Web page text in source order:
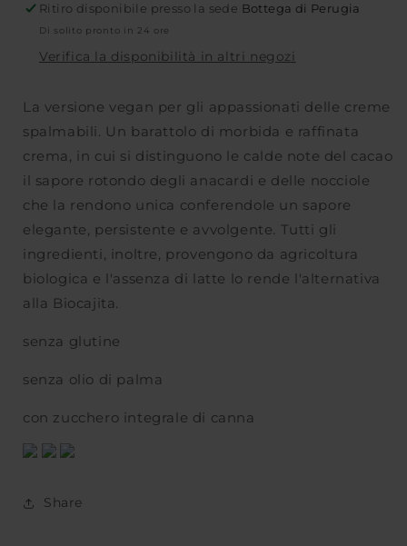
BIO
-
230
g
BIO
-
g
Ritiro disponibile presso la sede Bottega di Perugia
Di solito pronto in 24 ore
Verifica la disponibilità in altri negozi
La versione vegan per gli appassionati delle creme
spalmabili. Un barattolo di morbida e raffinata
crema, in cui si distinguono le calde note del cacao
il sapore rotondo degli anacardi e delle nocciole
che la rendono unica conferendole un sapore
elegante, persistente e avvolgente. Tutti gli
ingredienti, inoltre, provengono da agricoltura
biologica e l'assenza di latte lo rende l'alternativa
alla Biocajita.
senza glutine
senza olio di palma
con zucchero integrale di canna
Share